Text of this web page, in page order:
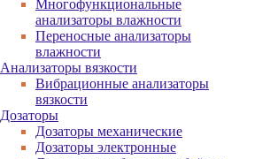
Многофункциональные
анализаторы влажности
Переносные анализаторы
влажности
Анализаторы вязкости
Вибрационные анализаторы
вязкости
Дозаторы
Дозаторы механические
Дозаторы электронные